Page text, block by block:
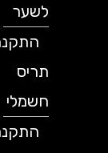
לשער
התקנת
תריס
חשמלי
התקנת